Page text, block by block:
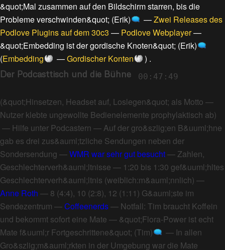
&quot;Mal zusammen auf den Bildschirm starren, bis die
Probleme verschwinden&quot; (Erik)
—Zwei Releases des
Podlove Plugins auf dem 30c3 — Podlove Webplayer—
&quot;Embedding ist der gordische Knoten&quot; (Erik)
(Embedding —Gordischer Konten ) .
Der Podcasttisch und die Bühne 00:47:49
(&quot;Hinsetzen, Headset auf, Loslegen&quot; als Motto —
Nutzer klebte ungewollte Bedienelemente prophylaktisch ab)
— Hilfe unter Podcastern —Auf der gro&szlig;en B&uuml;hne
gab es drei zus&auml;tzliche Sendungen neben der
Sondersendung —WMR war sehr gut besucht—Zahlen,
Geschlechterverh&auml;ltnisse — 1:20 bis 1:30 gef&uuml;hltes
Geschlechterverh&auml;ltnis (weiblich:m&auml;nnlich) —
Anne Roth — 8 (4:4), 10 (2:8), 12 (1:11) G&auml;ste im
Sendezentrum —Coffeenerds— Notfall: Tim braucht Koffein
und bekommt sofort eine Mate — &quot;Flora-Power ist echt
Mate f&uuml;r Fortgeschrittene&quot; (Tim)
— In allen
Gro&szlig;m&auml;rkten in der Umgebung war die Mate